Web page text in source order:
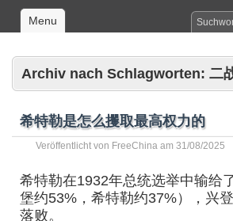
Menu
Archiv nach Schlagworten: 二
希特勒是怎么攫取最高权力的
Veröffentlicht von FreeChina am 31/08/2025
希特勒在1932年总统选举中输给
堡约53%，希特勒约37%），兴
落败。